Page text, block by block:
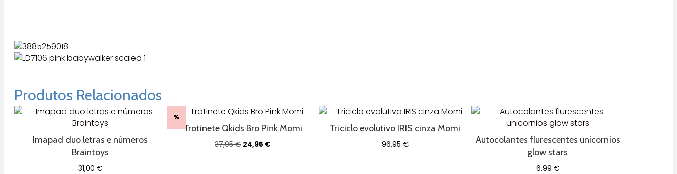
Produtos Relacionados
Imapad duo letras e números
Braintoys
31,00€
%
Trotinete Qkids Bro Pink Momi
37,95€ O
24,95 €O
Triciclo evolutivo IRIS cinza Momi
96,95€
Autocolantes flurescentes unicornios
glow stars
6,99 €